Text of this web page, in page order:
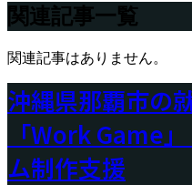
関連記事一覧
関連記事はありません。
沖縄県那覇市の
「Work Game
ム制作支援